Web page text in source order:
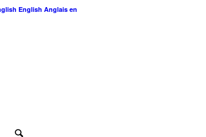
English Anglais en